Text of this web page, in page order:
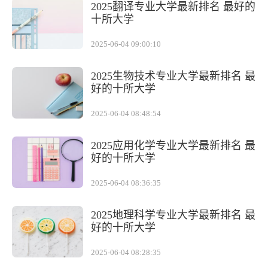
2025翻译专业大学最新排名 最好的
十所大学
2025-06-04 09:00:10
2025生物技术专业大学最新排名 最
好的十所大学
2025-06-04 08:48:54
2025应用化学专业大学最新排名 最
好的十所大学
2025-06-04 08:36:35
2025地理科学专业大学最新排名 最
好的十所大学
2025-06-04 08:28:35